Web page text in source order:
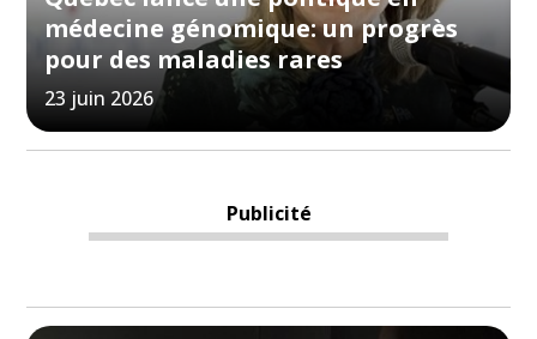
médecine génomique: un progrès
pour des maladies rares
23 juin 2026
Publicité